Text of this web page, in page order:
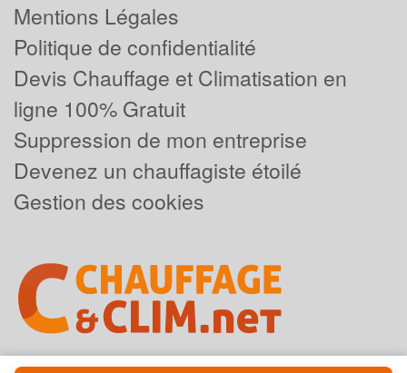
Mentions Légales
Politique de confidentialité
Devis Chauffage et Climatisation en
ligne 100% Gratuit
Suppression de mon entreprise
Devenez un chauffagiste étoilé
Gestion des cookies